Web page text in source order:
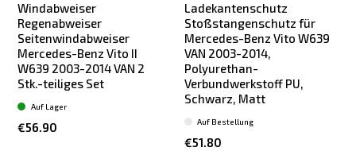
Windabweiser
Regenabweiser
Seitenwindabweiser
Mercedes-Benz Vito II
W639 2003-2014 VAN 2
Stk.-teiliges Set
€56.90
Auf Lager
Ladekantenschutz
Stoßstangenschutz für
Mercedes-Benz Vito W639
VAN 2003-2014,
Polyurethan-
Verbundwerkstoff PU,
Schwarz, Matt
€51.80
Auf Bestellung